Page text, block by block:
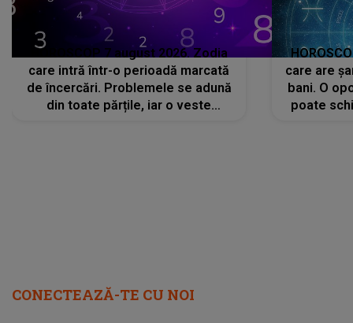
HOROSCOP 7 august 2026. Zodia
care intră într-o perioadă marcată
de încercări. Problemele se adună
din toate părțile, iar o veste
care are
bani. O
poate
CONECTEAZĂ-TE CU NOI